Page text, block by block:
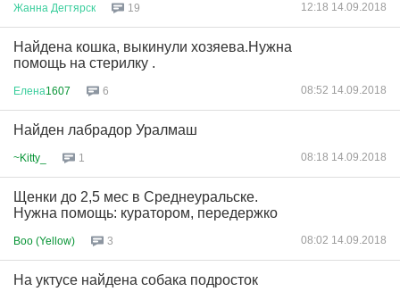
Жанна Дегтярск 19 12:18 14.09.2018
Найдена кошка, выкинули хозяева.Нужна
помощь на стерилку .
Елена1607 6 08:52 14.09.2018
Найден лабрадор Уралмаш
~Kitty_ 1 08:18 14.09.2018
Щенки до 2,5 мес в Среднеуральске.
Нужна помощь: куратором, передержко
Boo (Yellow) 3 08:02 14.09.2018
На уктусе найдена собака подросток